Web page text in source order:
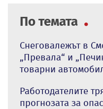
По темата
Снеговалежът в
„Превала“ и
товарни
Работодателите
прогнозата за